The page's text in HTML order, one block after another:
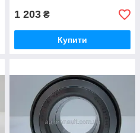
1 203 ₴
Купити